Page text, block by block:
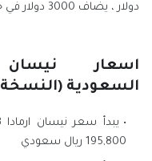
دولار ، يضاف 3000 دولار في حالة اختيار نظام الدفع الرباعي.
السعودية (النسخة 4x2)
195,800 ريال سعودي